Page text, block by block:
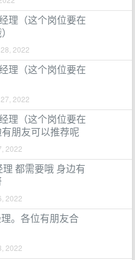
理（这个岗位要在
2022
理（这个岗位要在
2022
理（这个岗位要在
朋友可以推荐呢
2022
都需要哦 身边有
2022
。各位有朋友合
2022